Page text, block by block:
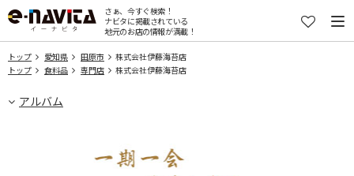
さぁ、今すぐ検索！
ナビタに掲載されている
地元のお店の情報が満載！
トップ 愛知県 田原市
株式会社伊藤海苔店
トップ
食料品 専門店 株式会社伊藤海苔店
アルバム